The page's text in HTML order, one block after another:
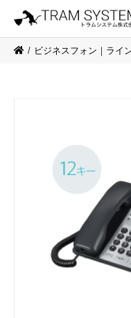
ビジネスフォン｜ライ